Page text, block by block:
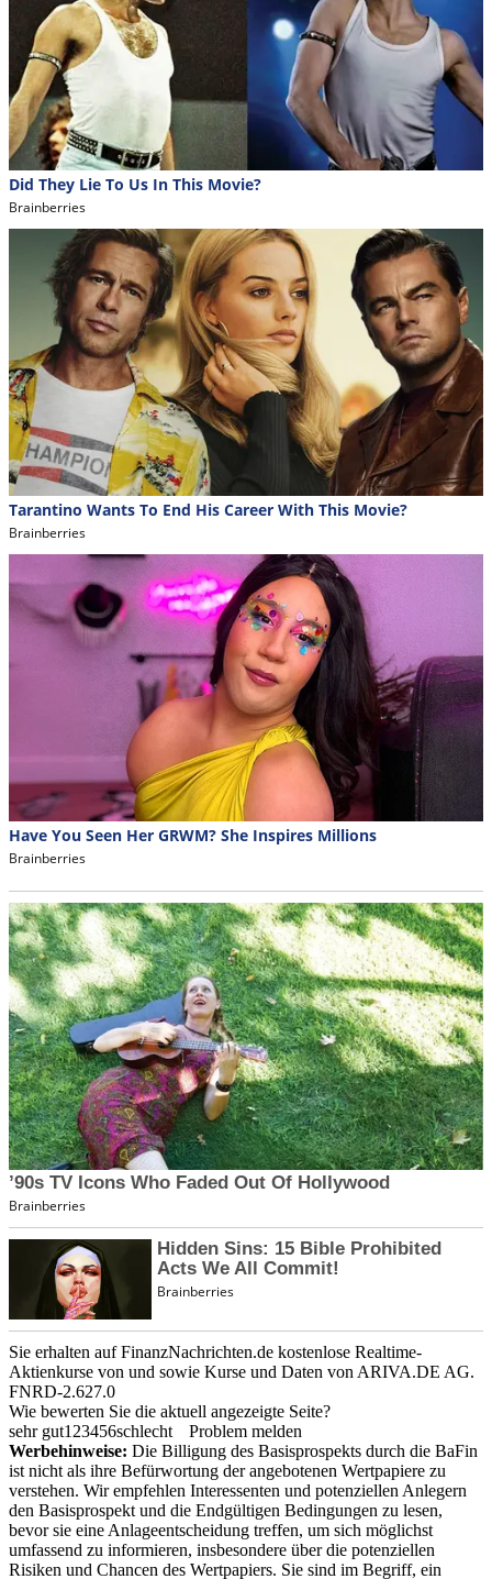
Sie erhalten auf FinanzNachrichten.de kostenlose Realtime-
Aktienkurse von und sowie Kurse und Daten von ARIVA.DE AG.
FNRD-2.627.0
Wie bewerten Sie die aktuell angezeigte Seite?
sehr gut1 23456schlecht
Problem melden
Werbehinweise: Die Billigung des Basisprospekts durch die BaFin
ist nicht als ihre Befürwortung der angebotenen Wertpapiere zu
verstehen. Wir empfehlen Interessenten und potenziellen Anlegern
den Basisprospekt und die Endgültigen Bedingungen zu lesen,
bevor sie eine Anlageentscheidung treffen, um sich möglichst
umfassend zu informieren, insbesondere über die potenziellen
Risiken und Chancen des Wertpapiers. Sie sind im Begriff, ein